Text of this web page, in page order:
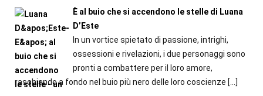
È al buio che si accendono le stelle di Luana
D’Este
In un vortice spietato di passione, intrighi,
ossessioni e rivelazioni, i due personaggi sono
pronti a combattere per il loro amore,
raschiando a fondo nel buio più nero delle loro coscienze […]